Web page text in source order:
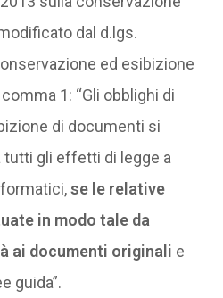
dal d.lgs.
ed esibizione
1: “Gli obblighi di
di documenti si
gli effetti di legge a
se le relative
in modo tale da
ai documenti originali e
guida”.